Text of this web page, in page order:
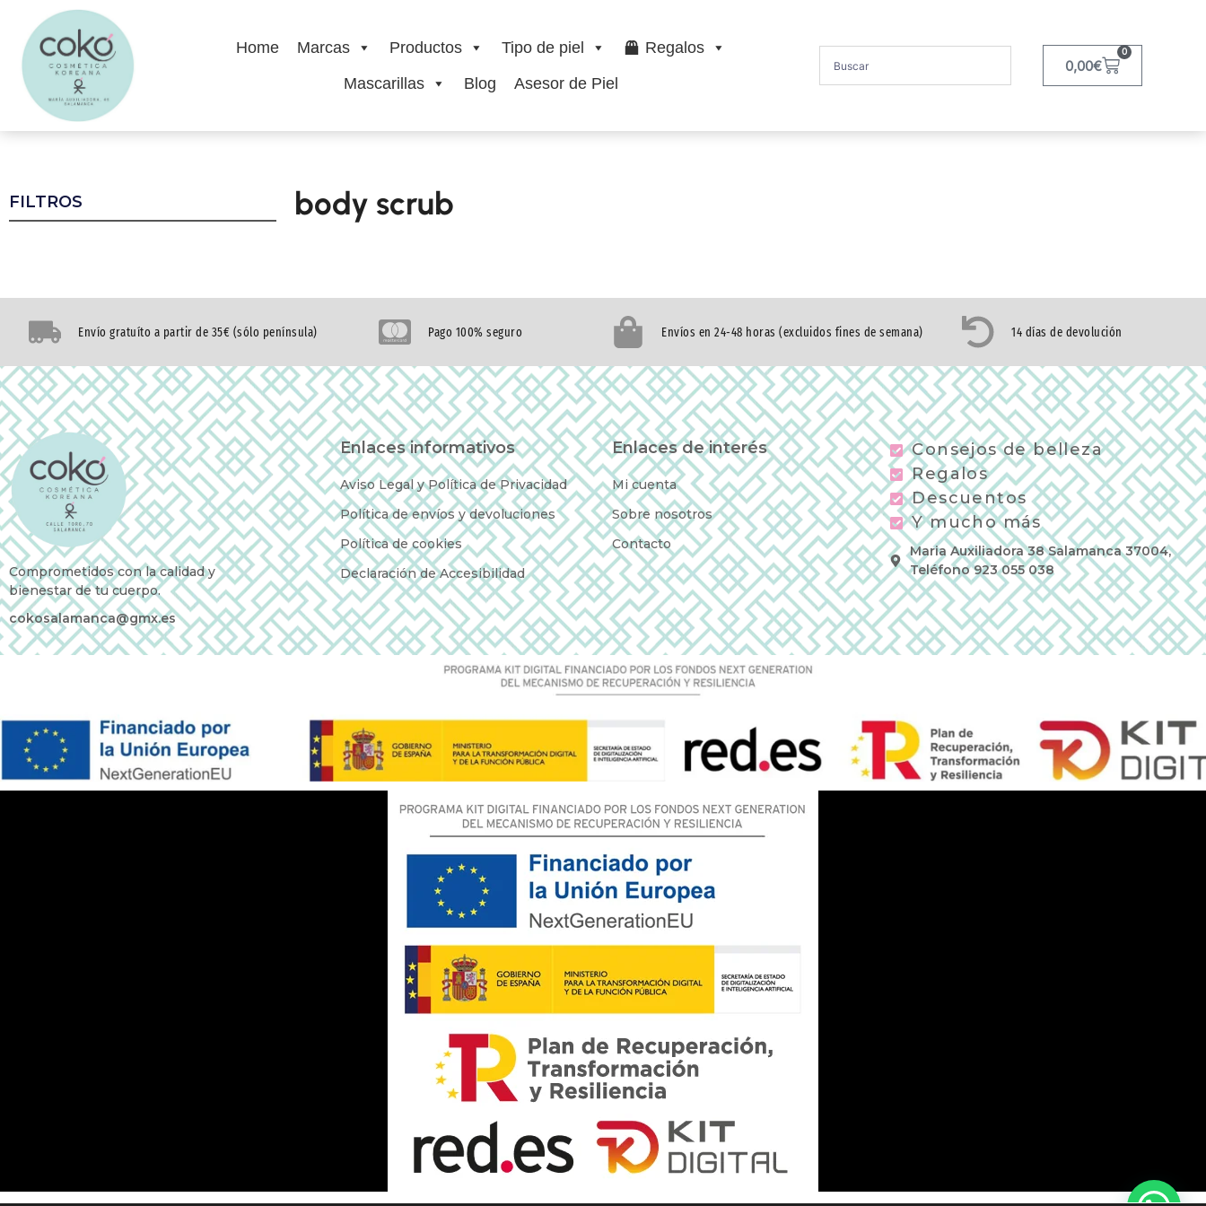
Home Marcas Productos Tipo de piel
Regalos
Mascarillas
Blog Asesor de Piel
0,00€
0
FILTROS body scrub
Envío gratuíto a partir de 35€ (sólo península) Pago 100% seguro Envíos en 24-48 horas (excluidos fines de semana) 14 días de devolución
Comprometidos con la calidad y
bienestar de tu cuerpo.
cokosalamanca@gmx.es
Enlaces informativos
Aviso Legal y Política de Privacidad
Política de envíos y devoluciones
Política de cookies
Declaración de Accesibilidad
Enlaces de interés
Mi cuenta
Sobre nosotros
Contacto
Consejos de belleza
Regalos
Descuentos
Y mucho más
Maria Auxiliadora 38 Salamanca 37004,
Teléfono 923 055 038